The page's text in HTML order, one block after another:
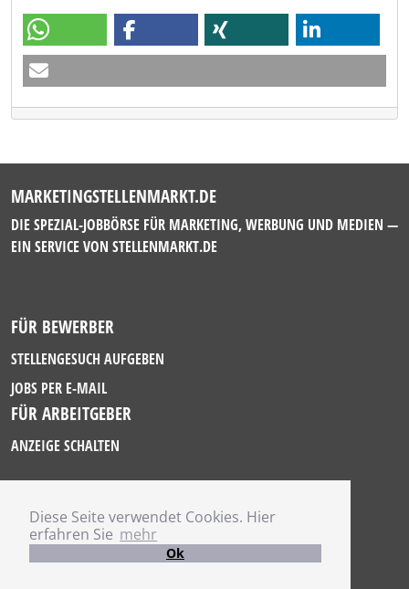
Diese Seite verwendet Cookies. Hier
erfahren Sie mehr
Ok
MARKETINGSTELLENMARKT.DE
DIE SPEZIAL-JOBBÖRSE FÜR MARKETING, WERBUNG UND MEDIEN —
EIN SERVICE VON STELLENMARKT.DE
FÜR BEWERBER
STELLENGESUCH AUFGEBEN
JOBS PER E-MAIL
FÜR ARBEITGEBER
ANZEIGE SCHALTEN
IMPRESSUM
DATENSCHUTZ